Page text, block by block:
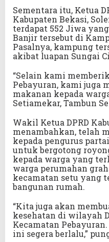
Sementara itu, Ketua
Kabupaten Bekasi,
terdapat 552 Jiwa
Banjir tersebut di
Pasalnya, kampung
akibat luapan Sungai
“Selain kami
Pebayuran, kami juga
makanan kepada
Setiamekar, Tambun
Wakil Ketua DPRD
menambahkan, telah
kepada pengurus
untuk bergotong
kepada warga yang
warga perumahan
kecamatan setu yang
bangunan rumah.
“Kita juga akan
kesehatan di wilayah
Kecamatan
ini segera berlalu,”